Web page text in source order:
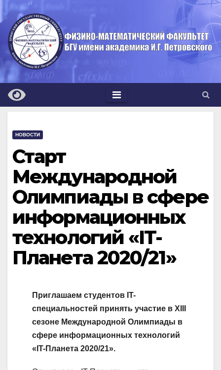
Перейти
к
содержимому
НОВОСТИ
Старт
Международной
Олимпиады в сфере
информационных
технологий «IT-
Планета 2020/21»
Приглашаем студентов IT-
специальностей принять участие в XIII
сезоне Международной Олимпиады в
сфере информационных технологий
«IT-Планета 2020/21».